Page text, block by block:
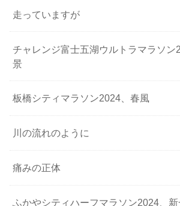
走っていますが
チャレンジ富士五湖ウルトラマラソン
景
板橋シティマラソン2024、春風
川の流れのように
痛みの正体
ふかやシティハーフマラソン2024、